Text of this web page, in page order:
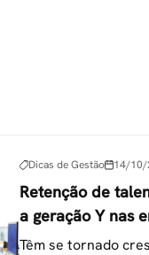
Dicas de Gestão 14/10/
Retenção de
a geração Y nas
Têm se tornado